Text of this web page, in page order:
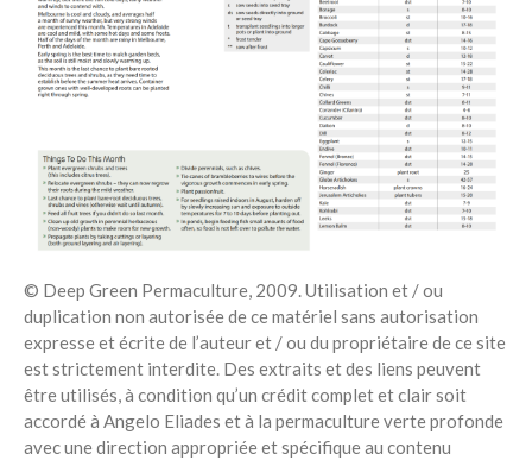
Recent Posts
6 éco-actions faciles à prendre
avec vos enfants
Réduire les déchets : votre
guide pour les citoyens et les
électeurs
Toits verts | Association
L’intelligence artificielle pour
prédire le succès des invasions
biologiques – The Applied
Ecologist
Utiliser l’apprentissage
automatique pour prédire le
succès d’une invasion – The
© Deep Green Permaculture, 2009. Utilisation et / ou
duplication non autorisée de ce matériel sans autorisation
expresse et écrite de l’auteur et / ou du propriétaire de ce site
est strictement interdite. Des extraits et des liens peuvent
être utilisés, à condition qu’un crédit complet et clair soit
accordé à Angelo Eliades et à la permaculture verte profonde
avec une direction appropriée et spécifique au contenu